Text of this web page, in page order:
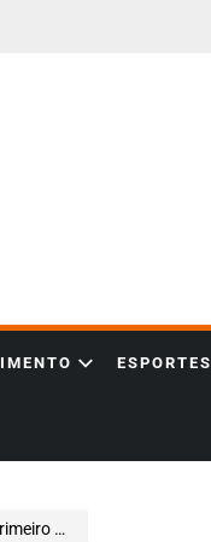
ESPORTES
Técnico